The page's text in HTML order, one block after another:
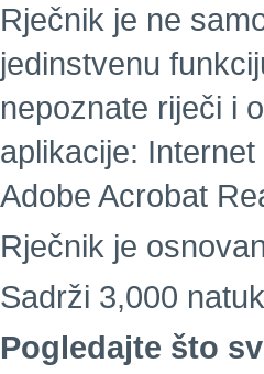
Rječnik je ne
jedinstvenu
nepoznate riječi i
aplikacije:
Adobe Acrobat
Rječnik je
Sadrži 3,000
Pogledajte što